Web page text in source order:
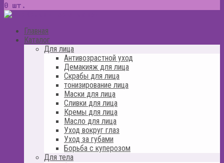
0 шт.
Главная
Каталог
Для лица
Антивозрастной уход
Демакияж для лица
Скрабы для лица
тонизирование лица
Маски для лица
Сливки для лица
Кремы для лица
Масло для лица
Уход вокруг глаз
Уход за губами
Борьба с куперозом
Для тела